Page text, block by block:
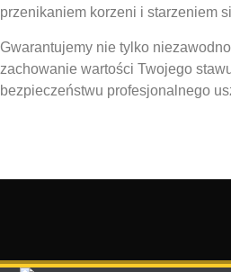
przenikaniem korzeni i starzeniem
Gwarantujemy nie tylko
zachowanie wartości Twojego
bezpieczeństwu profesjonalnego